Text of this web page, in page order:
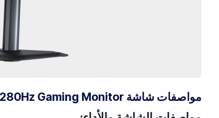
مواصفات شاشة GIGABYTE MO27Q2A QHD OLED 27 280Hz Gaming Monitor